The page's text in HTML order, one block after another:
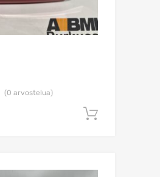
(0 arvostelua)